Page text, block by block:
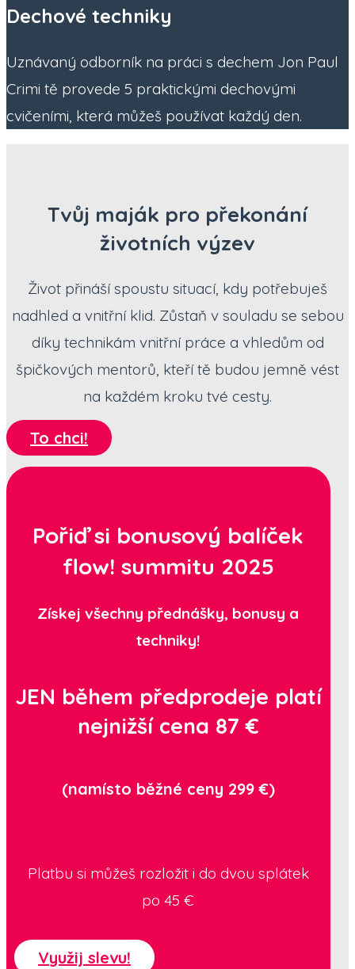
Dechové techniky
Uznávaný odborník na práci s dechem Jon Paul
Crimi tě provede 5 praktickými dechovými
cvičeními, která můžeš používat každý den.
Tvůj maják pro překonání
životních výzev
Život přináší spoustu situací, kdy potřebuješ
nadhled a vnitřní klid. Zůstaň v souladu se sebou
díky technikám vnitřní práce a vhledům od
špičkových mentorů, kteří tě budou jemně vést
na každém kroku tvé cesty.
To chci!
Pořiď si bonusový balíček
flow! summitu 2025
Získej všechny přednášky, bonusy a
techniky!
JEN během předprodeje platí
nejnižší cena 87 €
(namísto běžné ceny 299 €)
Platbu si můžeš rozložit i do dvou splátek
po45 €
Využij slevu!